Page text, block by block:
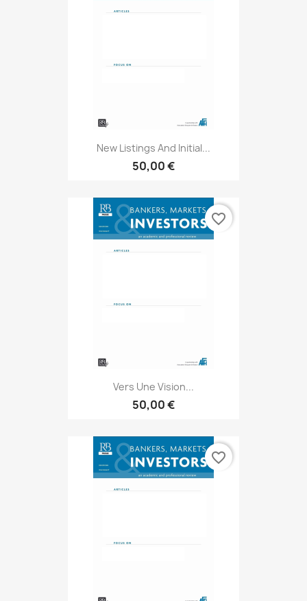
New Listings And Initial...
50,00 €
Vers Une Vision...
50,00 €
favorite_border
favorite_border